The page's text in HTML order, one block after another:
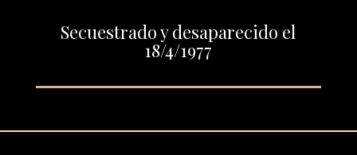
Secuestrado y desaparecido el
18/4/1977